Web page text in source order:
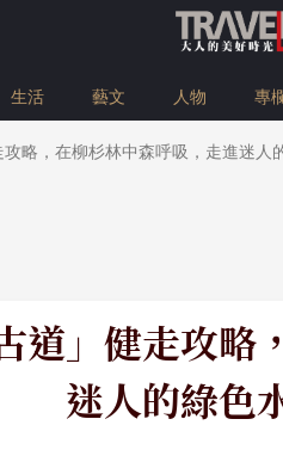
生活 藝文 人物 專
略，在柳杉林中森呼吸，走進迷人
道」健走攻略
迷人的綠色